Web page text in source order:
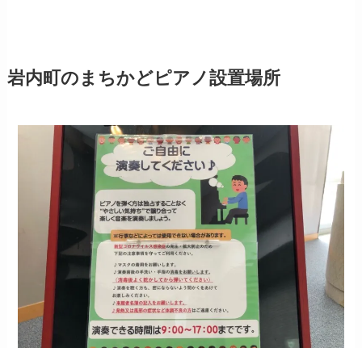
岩内町のまちかどピアノ設置場所